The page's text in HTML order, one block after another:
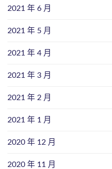
2021 年 6 月
2021 年 5 月
2021 年 4 月
2021 年 3 月
2021 年 2 月
2021 年 1 月
2020 年 12 月
2020 年 11 月